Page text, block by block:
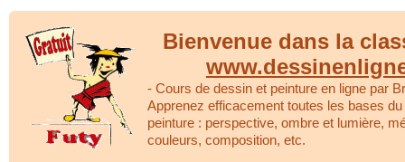
Bienvenue dans la
- Cours de dessin et peinture en ligne par
Apprenez efficacement toutes les bases
peinture : perspective, ombre et lumière,
couleurs, composition, etc.